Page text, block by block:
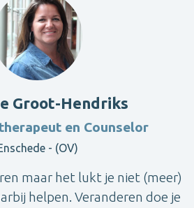
Groot-Hendriks
en Counselor
- (OV)
maar het lukt je niet (meer)
helpen. Veranderen doe je